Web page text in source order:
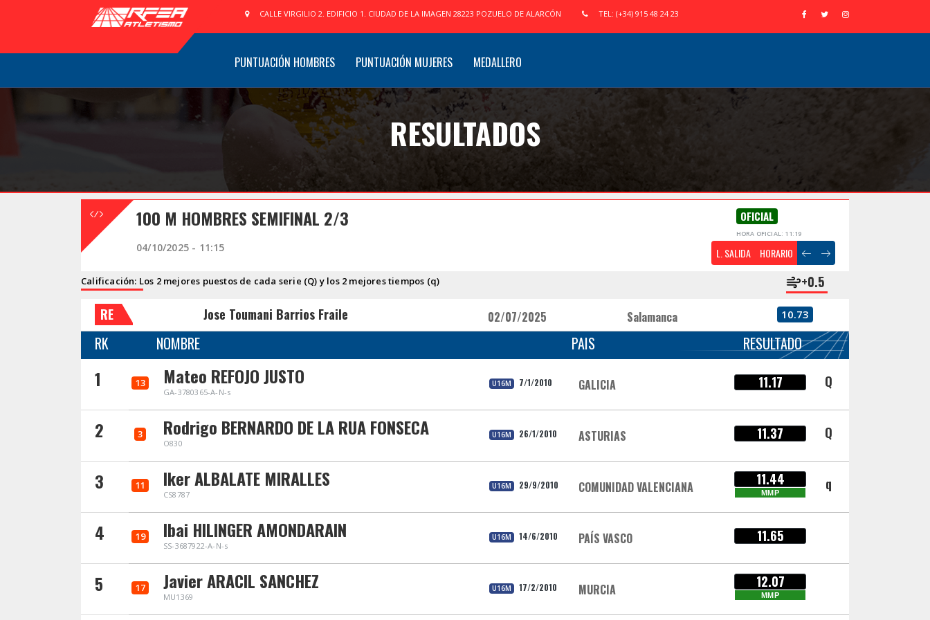
CALLE VIRGILIO 2. EDIFICIO 1. CIUDAD DE LA IMAGEN 28223 POZUELO DE ALARCÓN TEL: (+34) 915 48 24 23
PUNTUACIÓN HOMBRES PUNTUACIÓN MUJERES MEDALLERO
RESULTADOS
100 M HOMBRES SEMIFINAL 2/3 OFICIAL
HORA OFICIAL: 11:19
04/10/2025 - 11:15 L. SALIDA HORARIO
Calificación: Los 2 mejores puestos de cada serie (Q) y los 2 mejores tiempos (q)
+0.5
RE
Jose Toumani Barrios Fraile 02/07/2025 Salamanca 10.73
RK NOMBRE PAIS RESULTADO
1 13 Mateo REFOJO JUSTO
GA-3780365-A-N-s
U16M 7/1/2010 GALICIA 11.17 Q
2 3 Rodrigo BERNARDO DE LA RUA FONSECA
O830
U16M 26/1/2010 ASTURIAS 11.37 Q
3 11 Iker ALBALATE MIRALLES
CS8787
U16M 29/9/2010 COMUNIDAD VALENCIANA 11.44
MMP q
4 19 Ibai HILINGER AMONDARAIN
SS-3687922-A-N-s
U16M 14/6/2010 PAÍS VASCO 11.65
5 17 Javier ARACIL SANCHEZ
MU1369
U16M 17/2/2010 MURCIA 12.07
MMP